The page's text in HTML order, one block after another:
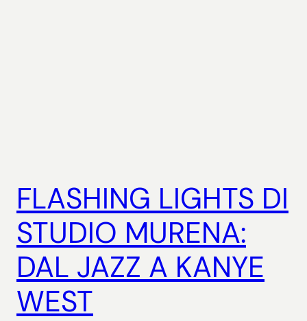
FLASHING LIGHTS DI
STUDIO MURENA:
DAL JAZZ A KANYE
WEST